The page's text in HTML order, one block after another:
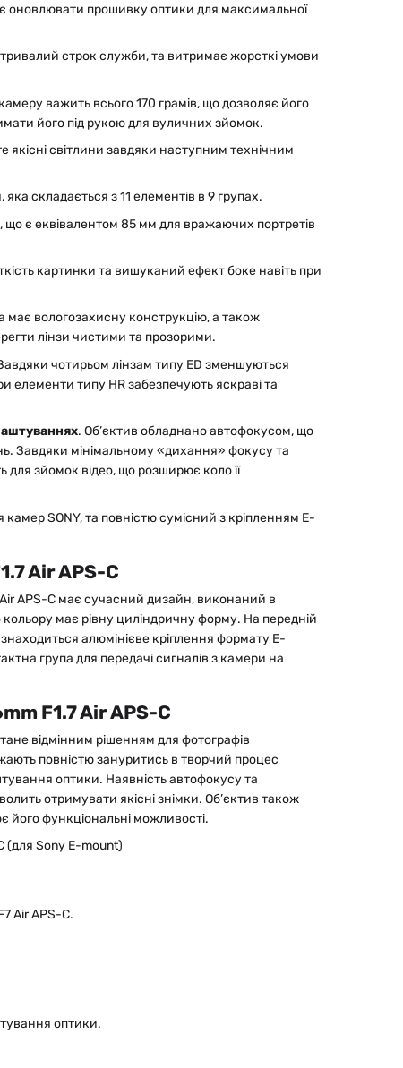
оновлювати прошивку оптики для максимальної
строк служби, та витримає жорсткі умови
важить всього 170 грамів, що дозволяє його
його під рукою для вуличних зйомок.
якісні світлини завдяки наступним технічним
складається з 11 елементів в 9 групах.
є еквівалентом 85 мм для вражаючих портретів
картинки та вишуканий ефект боке навіть при
має вологозахисну конструкцію, а також
лінзи чистими та прозорими.
чотирьом лінзам типу ED зменшуються
елементи типу HR забезпечують яскраві та
. Об’єктив обладнано автофокусом, що
Завдяки мінімальному «дихання» фокусу та
для зйомок відео, що розширює коло її
камер SONY, та повністю сумісний з кріпленням E-
Air APS-C
APS-C має сучасний дизайн, виконаний в
кольору має рівну циліндричну форму. На передній
алюмінієве кріплення формату E-
група для передачі сигналів з камери на
F1.7 Air APS-C
відмінним рішенням для фотографів
повністю зануритись в творчий процес
оптики. Наявність автофокусу та
отримувати якісні знімки. Об’єктив також
його функціональні можливості.
Air APS-C.
оптики.